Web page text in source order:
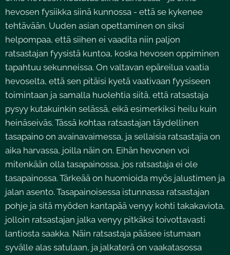
hevosen fysiikka siinä kunnossa - että se kykenee
tehtävään. Uuden asian opettaminen on siksi
helpompaa, että siihen ei vaadita niin paljon
ratsastajan fyysistä kuntoa, koska hevosen oppiminen
tapahtuu sekunneissa. On valtavan epäreilua vaatia
hevoselta, että sen pitäisi kyetä vaativaan fyysiseen
toimintaan ja samalla huolehtia siitä, että ratsastaja
pysyy kutakuinkin selässä, eikä esimerkiksi heilu kuin
heinäseiväs. Tässä kohtaa ratsastajan täydellinen
tasapaino on avainavaimessa, ja sellaisia ratsastajia on
aika harvassa, joilla näin on. Eihän hevonen voi
mitenkään olla tasapainossa, jos ratsastaja ei ole
tasapainossa. Tärkeää on huomioida myös jalustimen ja
jalan asento. Tasapainoisessa istunnassa ratsastajan
pohje ja sitä myöden kantapää venyy kohti takakaviota,
jolloin ratsastajan jalka venyy pitkäksi toivottavasti
lantiosta saakka. Näin ratsastaja pääsee istumaan
syvälle alas satulaan, ja jalkaterä on vaakatasossa